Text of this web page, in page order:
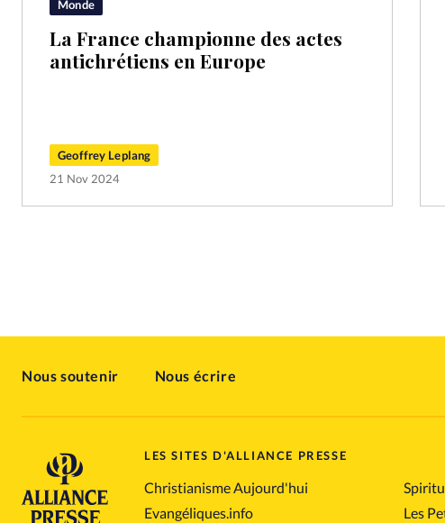
Monde
La France championne des actes
antichrétiens en Europe
Geoffrey Leplang
21 Nov 2024
Nous soutenir Nous écrire
LES SITES D'ALLIANCE PRESSE
Christianisme Aujourd'hui
Evangéliques.info
Les